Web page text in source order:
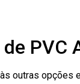
PVC
outras opções